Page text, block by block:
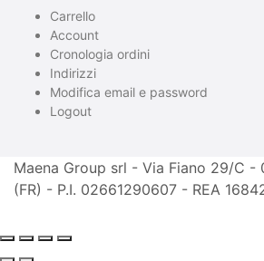
Carrello
Account
Cronologia ordini
Indirizzi
Modifica email e password
Logout
Maena Group srl - Via Fiano 29/C -
(FR) - P.I. 02661290607 - REA